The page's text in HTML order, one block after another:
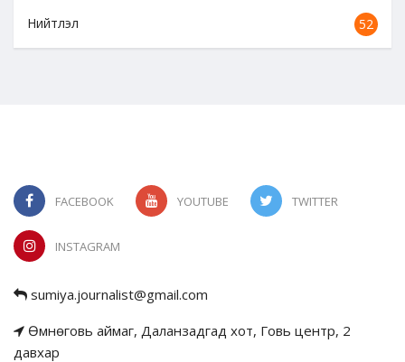
Нийтлэл 52
FACEBOOK YOUTUBE TWITTER
INSTAGRAM
sumiya.journalist@gmail.com
Өмнөговь аймаг, Даланзадгад хот, Говь центр, 2
давхар